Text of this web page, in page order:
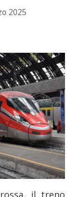
2025
il treno